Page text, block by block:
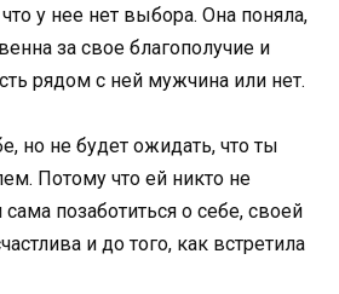
у нее нет выбора. Она поняла,
за свое благополучие и
рядом с ней мужчина или нет.
но не будет ожидать, что ты
Потому что ей никто не
позаботиться о себе, своей
и до того, как встретила